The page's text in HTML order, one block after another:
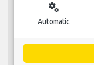
miscellaneous_services
Automatic